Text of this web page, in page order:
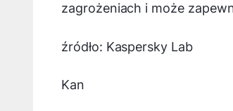
zagrożeniach i może
źródło: Kaspersky Lab
Kan